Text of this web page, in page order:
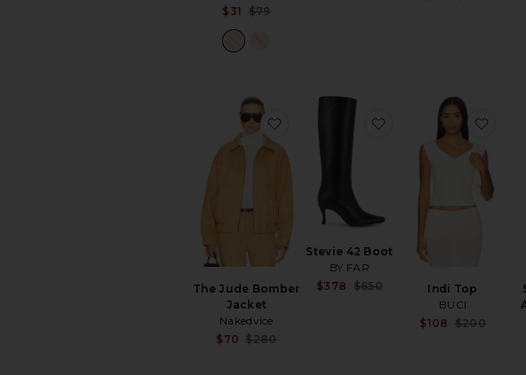
$31 $79
Previous price:
The Jude Bomber
Jacket
Nakedvice
$70 $280
favoritoThe Jude Bomber Jacket
Stevie 42 Boot
BY FAR
Sale price:
$378
Previous price:
$650
favoritoStevie 42 Boot
Indi Top
BUCI
$108 $200